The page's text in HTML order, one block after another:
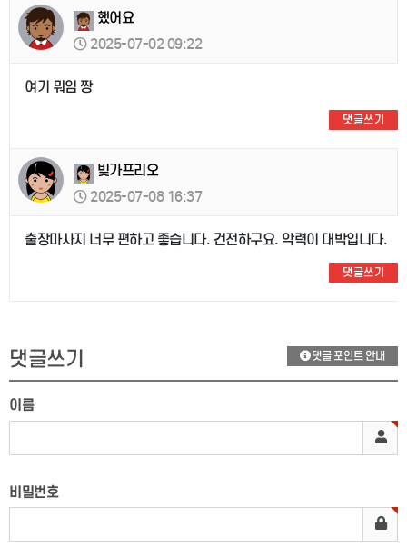
했어요
2025-07-02 09:22
여기 뭐임 짱
댓글쓰기
빚가프리오
2025-07-08 16:37
출장마사지 너무 편하고 좋습니다. 건전하구요. 악력이 대박입니다.
댓글쓰기
댓글쓰기 댓글 포인트 안내
이름
비밀번호